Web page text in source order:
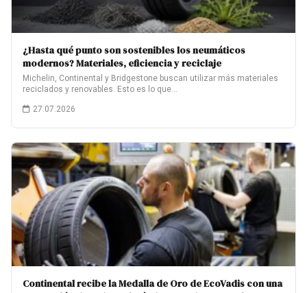
¿Hasta qué punto son sostenibles los neumáticos
modernos? Materiales, eficiencia y reciclaje
Michelin, Continental y Bridgestone buscan utilizar más materiales
reciclados y renovables. Esto es lo que…
27.07.2026
Continental recibe la Medalla de Oro de EcoVadis con una